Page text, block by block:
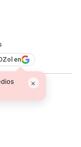
en
×